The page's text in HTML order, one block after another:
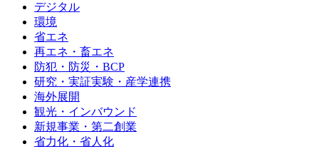
デジタル
環境
省エネ
再エネ・畜エネ
防犯・防災・BCP
研究・実証実験・産学連携
海外展開
観光・インバウンド
新規事業・第二創業
省力化・省人化